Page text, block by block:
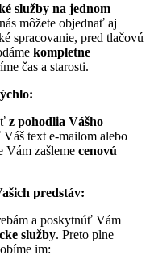
služby na jednom
môžete objednať aj
spracovanie, pred tlačovú
kompletne
čas a starosti.
z pohodlia Vášho
Váš text e-mailom alebo
Vám zašleme cenovú
predstáv:
a poskytnúť Vám
služby. Preto plne
im: